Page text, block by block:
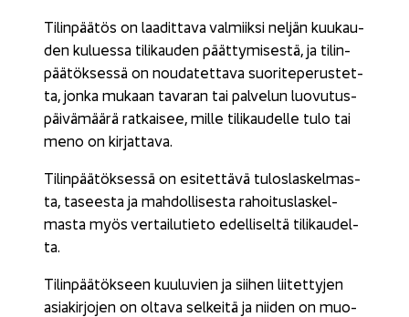
Ti­lin­pää­tös on laa­dit­ta­va val­miik­si nel­jän kuu­kau­
den ku­lues­sa ti­li­kau­den päät­ty­mi­ses­tä, ja ti­lin­
pää­tök­ses­sä on nou­da­tet­ta­va suo­ri­te­pe­rus­tet­
ta, jonka mu­kaan ta­va­ran tai pal­ve­lun luo­vu­tus­
päi­vä­mää­rä rat­kai­see, mille ti­li­kau­del­le tulo tai
meno on kir­jat­ta­va.
Ti­lin­pää­tök­ses­sä on esi­tet­tä­vä tu­los­las­kel­mas­
ta, ta­sees­ta ja mah­dol­li­ses­ta ra­hoi­tus­las­kel­
mas­ta myös ver­tai­lu­tie­to edel­li­sel­tä ti­li­kau­del­
ta.
Ti­lin­pää­tök­seen kuu­lu­vien ja sii­hen lii­tet­ty­jen
asia­kir­jo­jen on ol­ta­va sel­kei­tä ja nii­den on muo­